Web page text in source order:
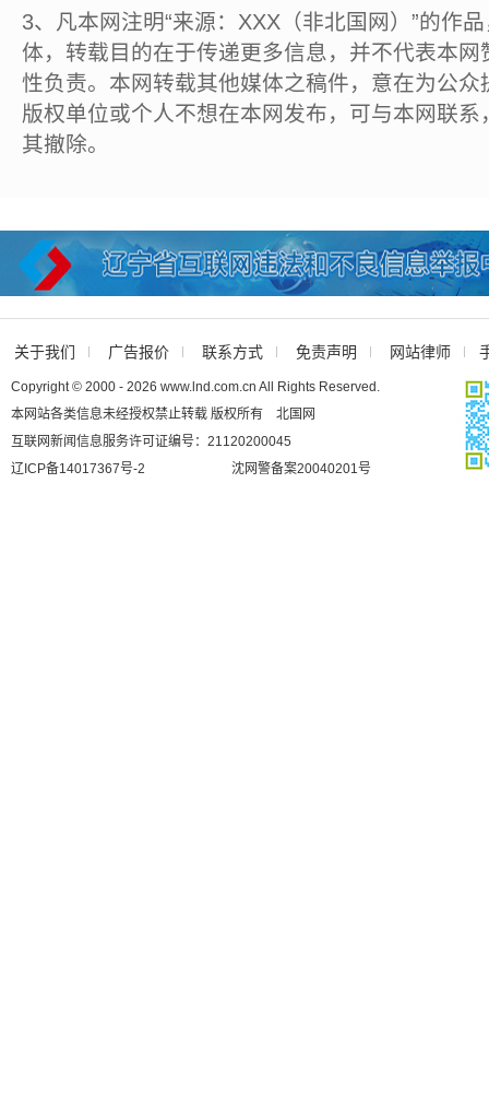
3、凡本网注明“来源：XXX（非北国网）”的作
体，转载目的在于传递更多信息，并不代表本
性负责。本网转载其他媒体之稿件，意在为公
版权单位或个人不想在本网发布，可与本网联
其撤除。
关于我们 广告报价 联系方式 免责声明 网站律师
Copyright © 2000 - 2026 www.lnd.com.cn All Rights Reserved.
本网站各类信息未经授权禁止转载 版权所有 北国网
互联网新闻信息服务许可证编号：21120200045
辽ICP备14017367号-2
沈网警备案20040201号